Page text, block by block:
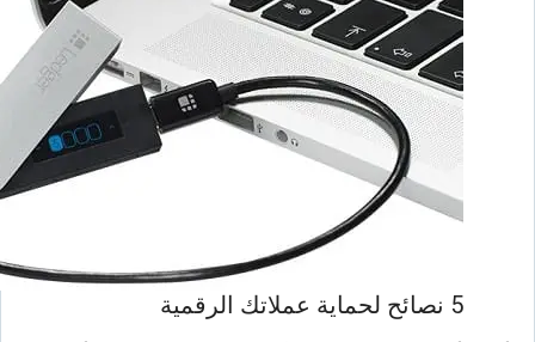
5 نصائح لحماية عملاتك الرقمية